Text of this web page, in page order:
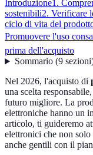
Introduzione1.
sostenibili2. Verificare
ciclo di vita del
Promuovere l'uso
prima dell'acquisto
Sommario(9 sezioni
Nel 2026, l'acquisto di
una scelta
futuro migliore. La
elettroniche hanno un
articolo, ti guideremo
elettronici che non solo
anche gentili con il